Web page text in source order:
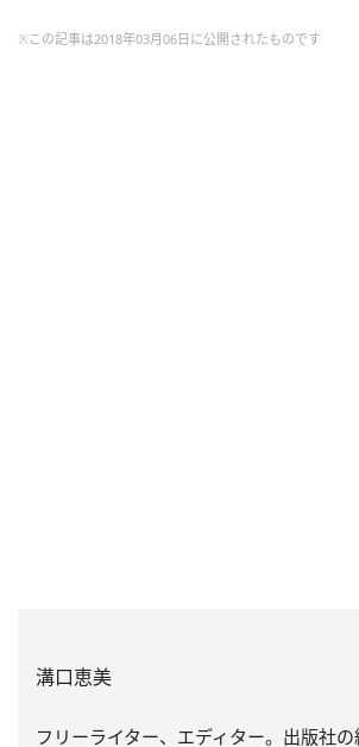
※この記事は2018年03月06日に公開されたものです
溝口恵美
フリーライター、エディター。出版社